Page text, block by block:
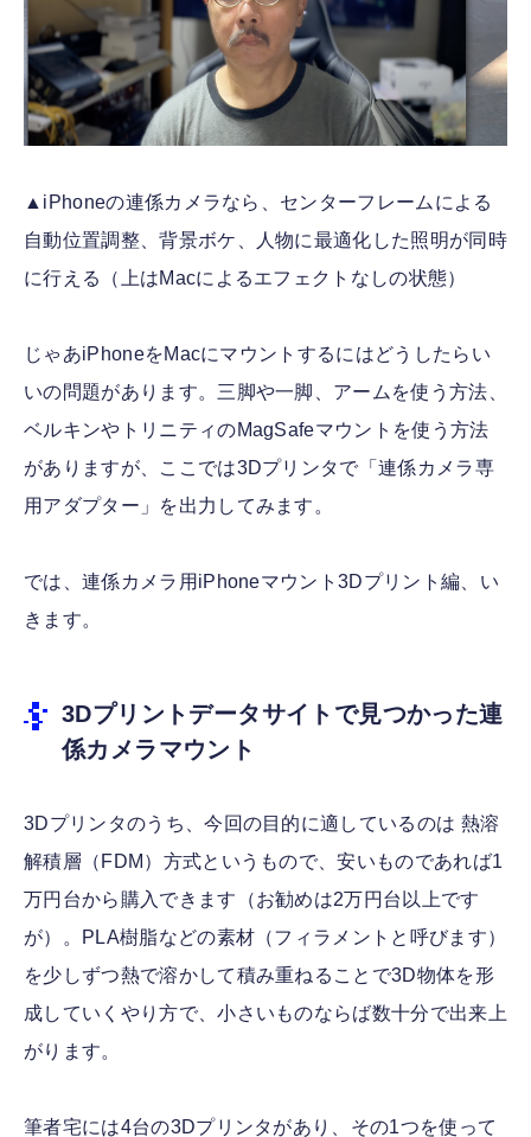
▲iPhoneの連係カメラなら、センターフレームによる
自動位置調整、背景ボケ、人物に最適化した照明が同時
に行える（上はMacによるエフェクトなしの状態）
じゃあiPhoneをMacにマウントするにはどうしたらい
いの問題があります。三脚や一脚、アームを使う方法、
ベルキンやトリニティのMagSafeマウントを使う方法
がありますが、ここでは3Dプリンタで「連係カメラ専
用アダプター」を出力してみます。
では、連係カメラ用iPhoneマウント3Dプリント編、い
きます。
3Dプリントデータサイトで見つかった連
係カメラマウント
3Dプリンタのうち、今回の目的に適しているのは 熱溶
解積層（FDM）方式というもので、安いものであれば1
万円台から購入できます（お勧めは2万円台以上です
が）。PLA樹脂などの素材（フィラメントと呼びます）
を少しずつ熱で溶かして積み重ねることで3D物体を形
成していくやり方で、小さいものならば数十分で出来上
がります。
筆者宅には4台の3Dプリンタがあり、その1つを使って